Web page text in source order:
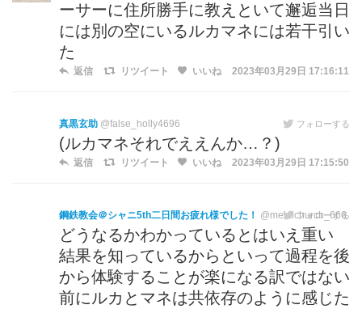
ーサーに住所勝手に教えといて邂逅当日
には別の空にいるルカマネには若干引い
た
返信 リツイート いいね 2023年03月29日 17:16:11
真黒玄助 @false_holly4696 フォローする
(ルカマネそれでええんか…？)
返信 リツイート いいね 2023年03月29日 17:15:50
鋼鉄教会＠シャニ5th二日間お疲れ様でした！ @metalchurch_666
フォローする
どうなるかわかっているとはいえ重い
結果を知っているからといって過程を後
から体験することが楽になる訳ではない
前にルカとマネは共依存のように感じた